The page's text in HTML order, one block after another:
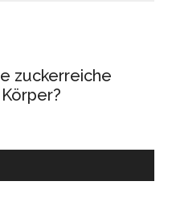
zuckerreiche